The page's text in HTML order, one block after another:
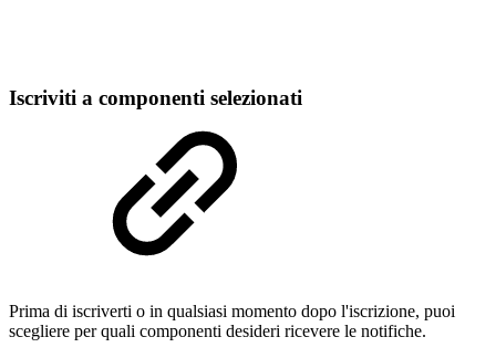
Iscriviti a componenti selezionati
Prima di iscriverti o in qualsiasi momento dopo l'iscrizione, puoi
scegliere per quali componenti desideri ricevere le notifiche.